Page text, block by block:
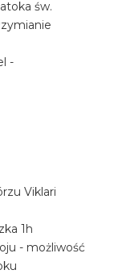
św.
-
Viklari
1h
- możliwość